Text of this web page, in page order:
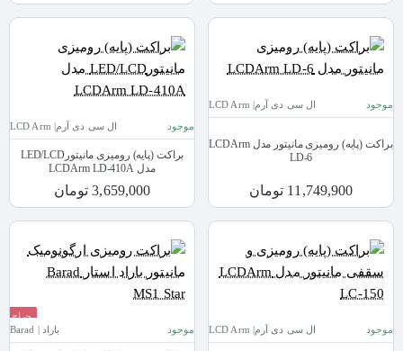
موجود ال سی دی آرم| LCD Arm
براکت (پایه) رومیزی مانیتور مدل LCDArm
LD-6
11,749,900 تومان
موجود ال سی دی آرم| LCD Arm
براکت (پایه) رومیزی مانیتورLED/LCD
مدل LCDArm LD-410A
3,659,000 تومان
موجود ال سی دی آرم| LCD Arm
حراج
موجود
باراد | Barad